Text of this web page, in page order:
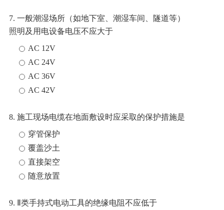
7. 一般潮湿场所（如地下室、潮湿车间、隧道等）
照明及用电设备电压不应大于
AC 12V
AC 24V
AC 36V
AC 42V
8. 施工现场电缆在地面敷设时应采取的保护措施是
穿管保护
覆盖沙土
直接架空
随意放置
9. Ⅱ类手持式电动工具的绝缘电阻不应低于